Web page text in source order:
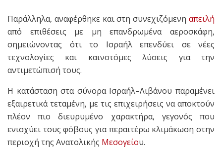
Παράλληλα, αναφέρθηκε και στη συνεχιζόμενη απειλή
από επιθέσεις με μη επανδρωμένα αεροσκάφη,
σημειώνοντας ότι το Ισραήλ επενδύει σε νέες
τεχνολογίες και καινοτόμες λύσεις για την
αντιμετώπισή τους.
Η κατάσταση στα σύνορα Ισραήλ–Λιβάνου παραμένει
εξαιρετικά τεταμένη, με τις επιχειρήσεις να αποκτούν
πλέον πιο διευρυμένο χαρακτήρα, γεγονός που
ενισχύει τους φόβους για περαιτέρω κλιμάκωση στην
περιοχή της Ανατολικής Μεσογείου.